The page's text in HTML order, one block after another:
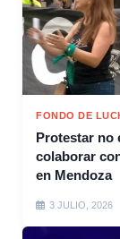
FONDO DE
Protestar no
colaborar
en Mendoza
3 JULIO, 2026